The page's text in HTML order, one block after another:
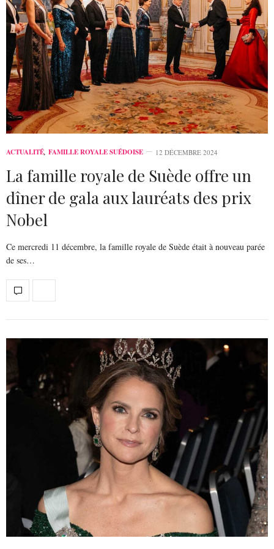
ACTUALITÉ, FAMILLE ROYALE SUÉDOISE 12 DÉCEMBRE 2024
La famille royale de Suède offre un
dîner de gala aux lauréats des prix
Nobel
Ce mercredi 11 décembre, la famille royale de Suède était à nouveau parée
de ses…